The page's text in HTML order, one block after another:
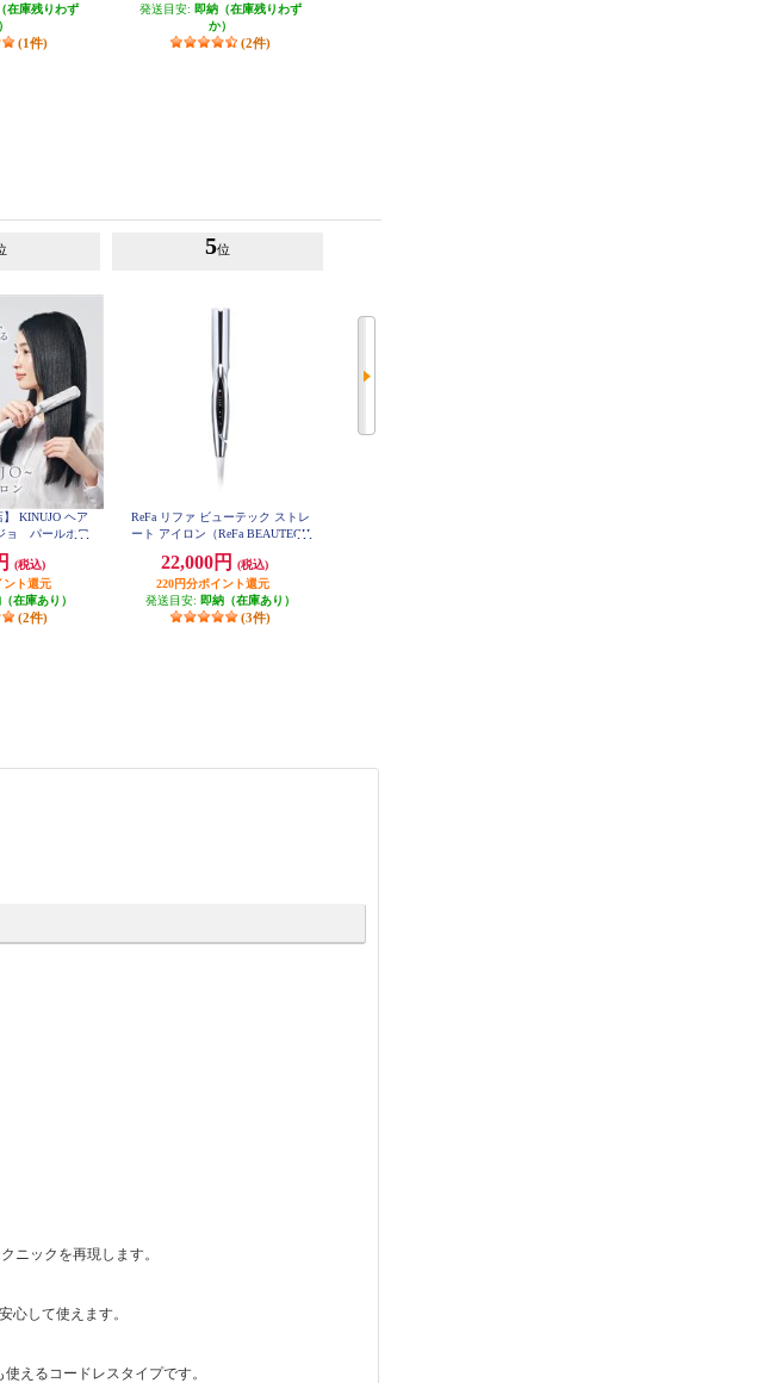
在庫残りわず
(1件)
N50-A
発送目安: 即納（在庫残りわず
か）
(2件)
】 KINUJO ヘア
ョ パールホワ
(税込)
ント還元
在庫あり）
(2件)
5位
ReFa リファ ビューテック ストレ
ート アイロン（ReFa BEAUTECH
M-02A
22,000円
(税込)
220円分ポイント還元
発送目安: 即納（在庫あり）
(3件)
ニックを再現します。
心して使えます。
えるコードレスタイプです。